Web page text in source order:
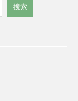
搜索